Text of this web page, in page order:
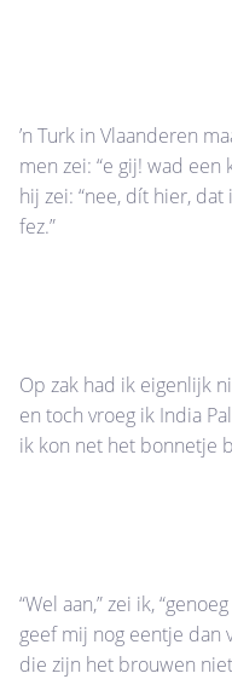
’n Turk in Vlaanderen
men zei: “e gij! wad een
hij zei: “nee, dít hier, dat
fez.”
Op zak had ik eigenlijk
en toch vroeg ik India
ik kon net het bonnetje
“Wel aan,” zei ik,
geef mij nog eentje dan
die zijn het brouwen